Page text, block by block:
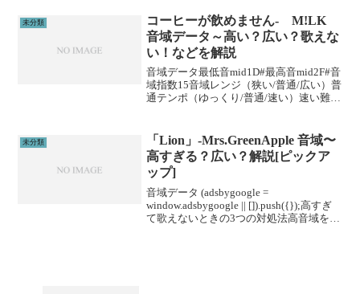
(adsbygoogle = win...
未分類
コーヒーが飲めません- M!LK
音域データ～高い？広い？歌えな
い！などを解説
音域データ最低音mid1D#最高音mid2F#音
域指数15音域レンジ（狭い/普通/広い）普
通テンポ（ゆっくり/普通/速い）速い難易
す。このアーティストの他の曲M!LK...
未分類
「Lion」-Mrs.GreenApple 音域〜
高すぎる？広い？解説[ピックア
ップ]
音域データ (adsbygoogle =
window.adsbygoogle || []).push({});高すぎ
て歌えないときの3つの対処法高音域を広